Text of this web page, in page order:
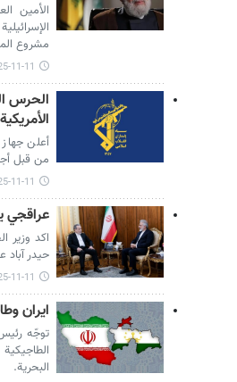
الأمين
مشروع
11 19:13
الحرس
أعلن
من قبل
11 18:41
عراقجي
اكد وزير
حيدر آباد
11 18:01
ايران
توجّه رئيس
البحرية.